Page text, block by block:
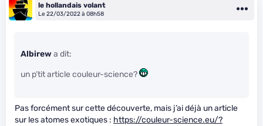
le hollandais volant
Le 22/03/2022 à 08h58
Albirew a dit:
un p’tit article couleur-science?
Pas forcément sur cette découverte, mais j’ai déjà un article
sur les atomes exotiques : https://couleur-science.eu/?